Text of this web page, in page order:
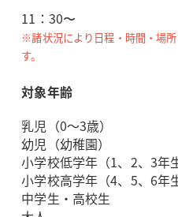
11：30〜
※諸状況により日程・時間・場
す。
対象年齢
乳児（0～3歳）
幼児（幼稚園）
小学校低学年（1、2、3年生
小学校高学年（4、5、6年生
中学生・高校生